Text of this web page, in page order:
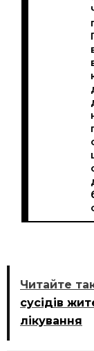
Читайте
сусідів
лікування